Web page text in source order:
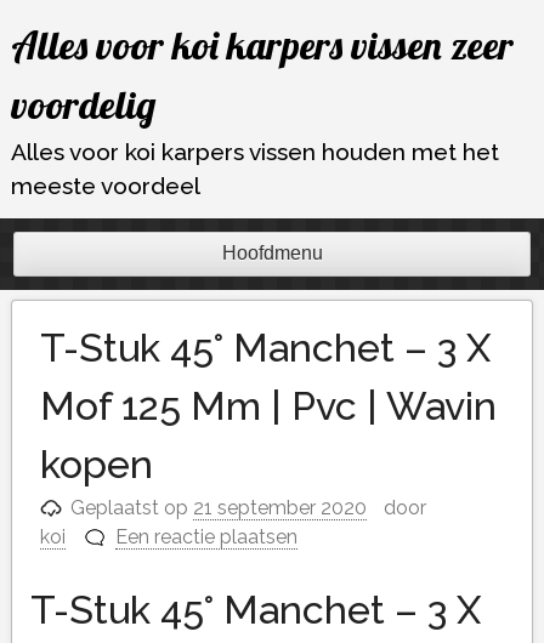
naar
inhoud
Alles voor koi karpers vissen zeer
voordelig
Alles voor koi karpers vissen houden met het
meeste voordeel
Hoofdmenu
T-Stuk 45° Manchet – 3 X
Mof 125 Mm | Pvc | Wavin
kopen
Geplaatst op 21 september 2020
door
koi
Een reactie plaatsen
T-Stuk 45° Manchet – 3 X